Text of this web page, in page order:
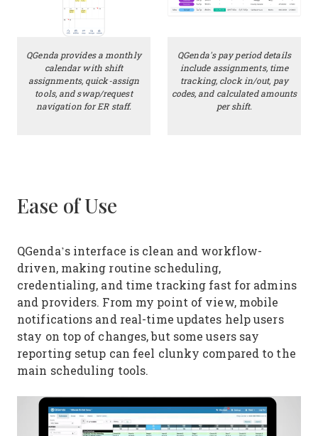
QGenda provides a monthly
calendar with shift
assignments, quick-assign
tools, and swap/request
navigation for ER staff.
QGenda's pay period details
include assignments, time
tracking, clock in/out, pay
codes, and calculated amounts
per shift.
Ease of Use
QGenda’s interface is clean and workflow-
driven, making routine scheduling,
credentialing, and time tracking fast for admins
and providers. From my point of view, mobile
notifications and real-time updates help users
stay on top of changes, but some users say
reporting setup can feel clunky compared to the
main scheduling tools.